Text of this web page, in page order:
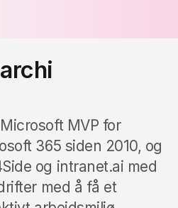
MVP for
365 siden 2010, og
og intranet.ai med
med å få et